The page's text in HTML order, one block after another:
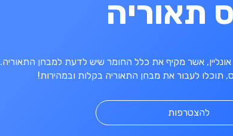
תאוריה
אונליין, אשר מקיף את כלל החומר שיש לדעת למבחן התאוריה.
תוכלו לעבור את מבחן התאוריה בקלות ובמהירות!
להצטרפות